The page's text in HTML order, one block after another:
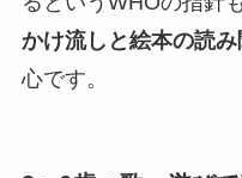
かけ流しと絵本の読
心です。